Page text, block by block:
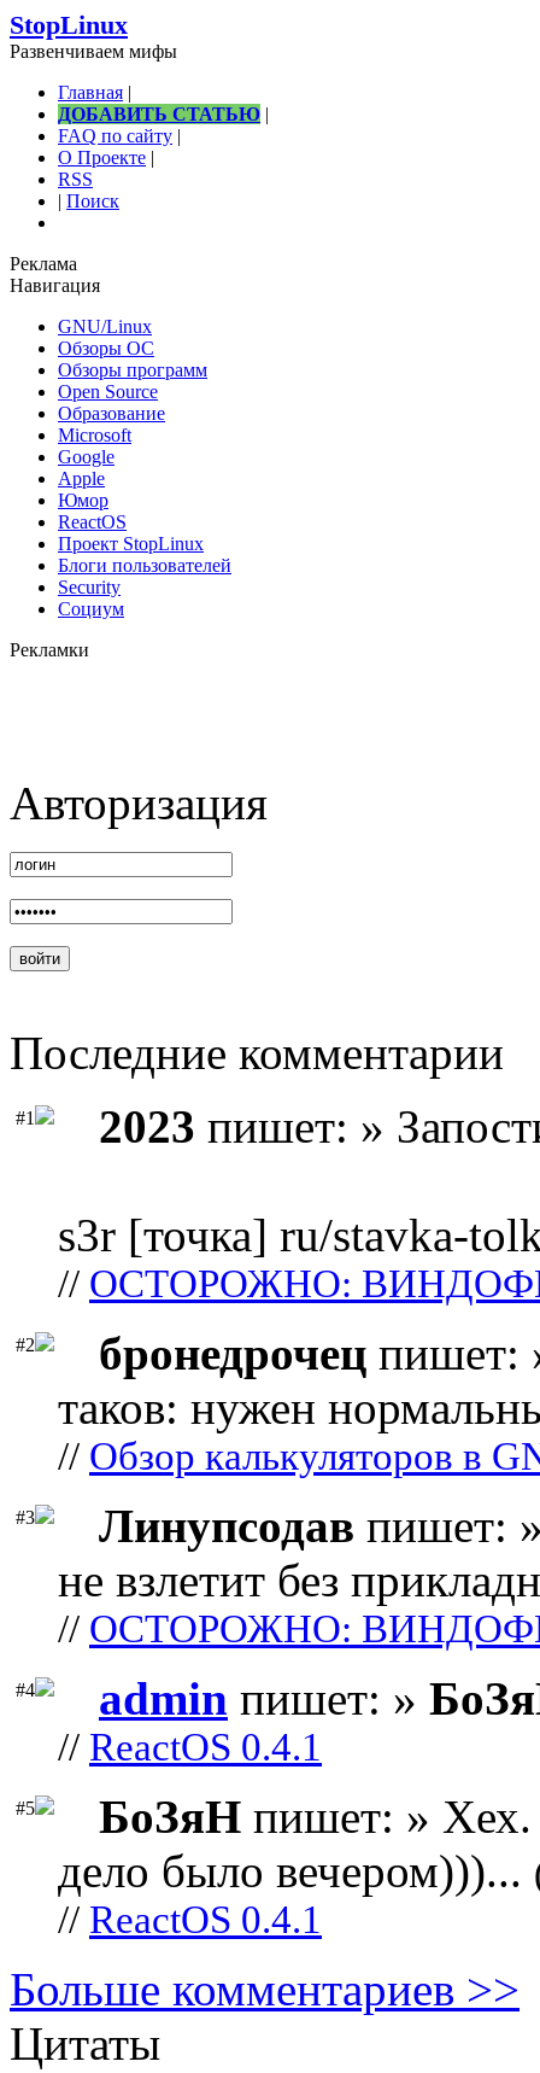
StopLinux
Развенчиваем мифы
Главная |
ДОБАВИТЬ СТАТЬЮ |
FAQ по сайту |
О Проекте |
RSS
| Поиск
Реклама
Навигация
GNU/Linux
Обзоры ОС
Обзоры программ
Open Source
Образование
Microsoft
Google
Apple
Юмор
ReactOS
Проект StopLinux
Блоги пользователей
Security
Социум
Рекламки
Авторизация
Последние комментарии
#1 2023 пишет: »
s3r [точка] ru/stavka-
// ОСТОРОЖНО:
#2 бронедрочец пишет:
таков: нужен
// Обзор калькуляторов в
#3 Линупсодав пишет:
не взлетит без
// ОСТОРОЖНО:
#4 admin пишет: »
// ReactOS 0.4.1
#5 БоЗяН пишет: » Хех.
дело было вечером)))...
// ReactOS 0.4.1
Больше комментариев >>
Цитаты